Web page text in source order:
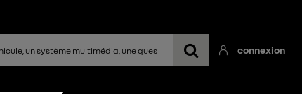
connexion